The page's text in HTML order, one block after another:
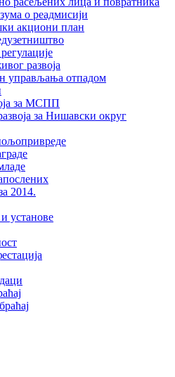
о реадмисији
акциони план
развоја
управљања отпадом
за МСПП
за Нишавски округ
2014.
установе